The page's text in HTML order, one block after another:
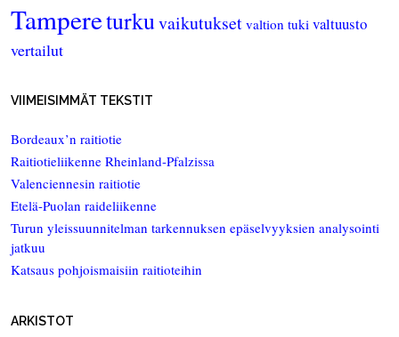
Tampereturkuvaikutukset valtion tuki valtuusto
vertailut
VIIMEISIMMÄT TEKSTIT
Bordeaux’n raitiotie
Raitiotieliikenne Rheinland-Pfalzissa
Valenciennesin raitiotie
Etelä-Puolan raideliikenne
Turun yleissuunnitelman tarkennuksen epäselvyyksien analysointi
jatkuu
Katsaus pohjoismaisiin raitioteihin
ARKISTOT